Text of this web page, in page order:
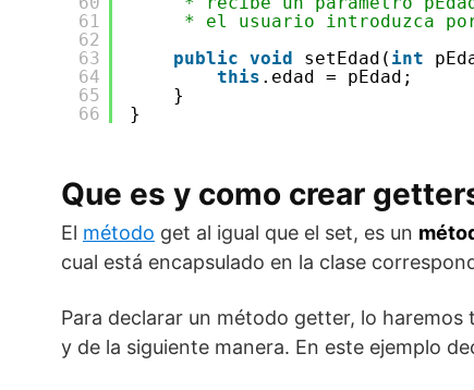
61
62
63
64
65
66
* el usuario introduzca
public void setEdad( int
this .edad = pEdad;
}
}
Que es y como crear
El método get al igual que el set, es un
cual está encapsulado en la clase
Para declarar un método getter, lo
y de la siguiente manera. En este ejemplo